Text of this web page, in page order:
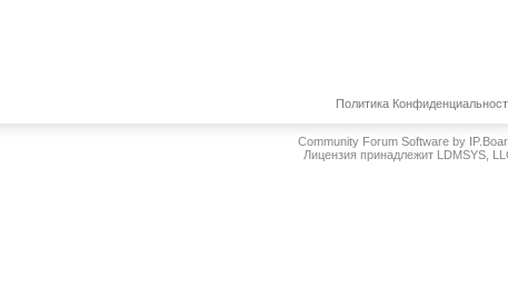
Политика
Community Forum Software by
Лицензия принадлежит LDMSYS,